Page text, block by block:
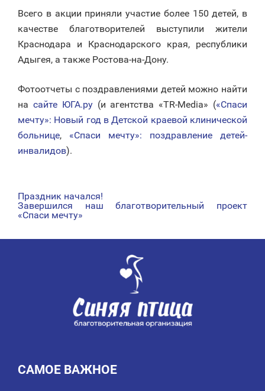
Всего в акции приняли участие более 150 детей, в
качестве благотворителей выступили жители
Краснодара и Краснодарского края, республики
Адыгея, а также Ростова-на-Дону.
Фотоотчеты с поздравлениями детей можно найти
на сайте ЮГА.ру (и агентства «TR-Media» («Спаси
мечту»: Новый год в Детской краевой клинической
больнице, «Спаси мечту»: поздравление детей-
инвалидов).
НАВИГАЦИЯ
ПО
Праздник начался!
Завершился наш благотворительный проект
«Спаси мечту»
САМОЕ ВАЖНОЕ